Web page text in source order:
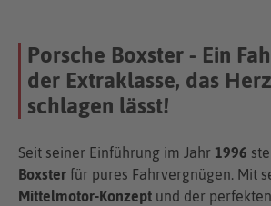
Porsche Boxster - Ein
der Extraklasse, das
schlagen lässt!
Seit seiner Einführung im Jahr 1996
Boxster für pures Fahrvergnügen. Mit
Mittelmotor-Konzept und der